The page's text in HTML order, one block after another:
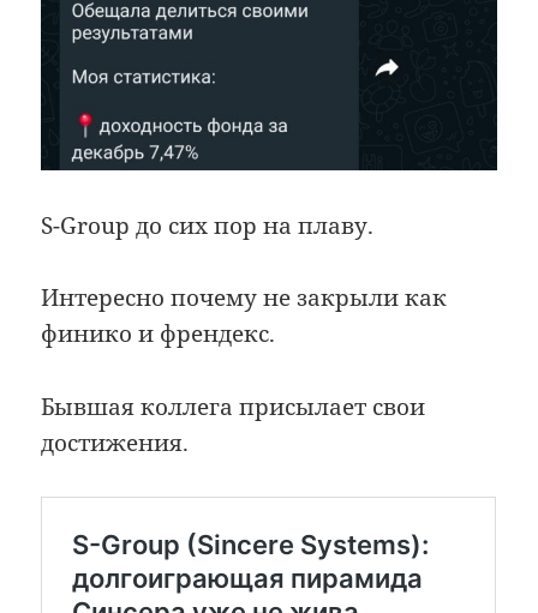
S-Group до сих пор на плаву.
Интересно почему не закрыли как
финико и френдекс.
Бывшая коллега присылает свои
достижения.